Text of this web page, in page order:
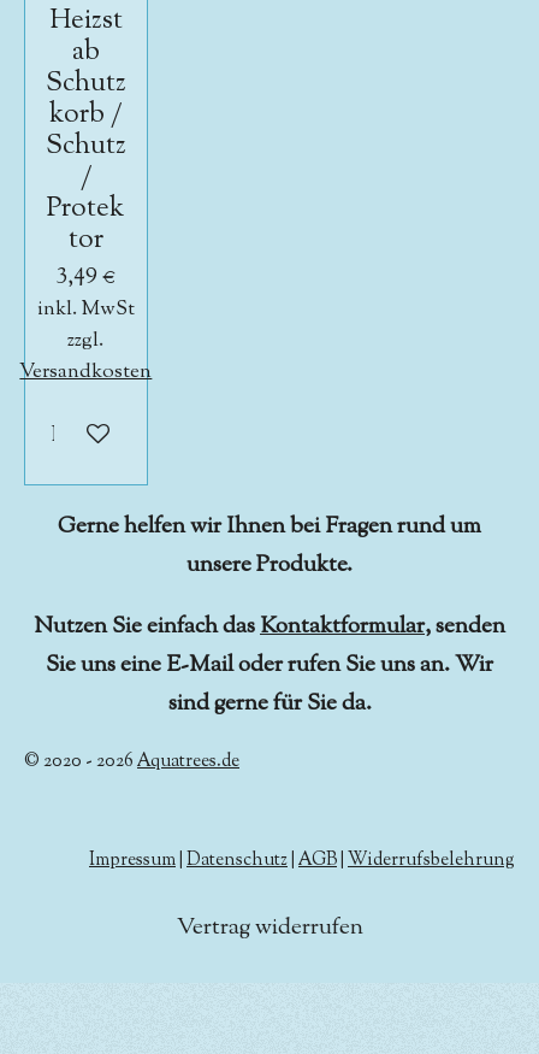
Heizst
ab
Schutz
korb /
Schutz
/
Protek
tor
3,49 €
inkl. MwSt
zzgl.
Versandkosten
In den Warenkorb
Gerne helfen wir Ihnen bei Fragen rund um
unsere Produkte.
Nutzen Sie einfach dasKontaktformular, senden
Sie uns eine E-Mail oder rufen Sie uns an. Wir
sind gerne für Sie da.
© 2020 - 2026Aquatrees.de
Impressum Datenschutz AGB Widerrufsbelehrung
Vertrag widerrufen